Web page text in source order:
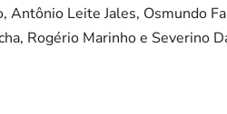
Antônio Leite Jales, Osmundo
Rogério Marinho e Severino